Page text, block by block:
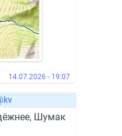
14.07.2026 - 19:07
Шумак